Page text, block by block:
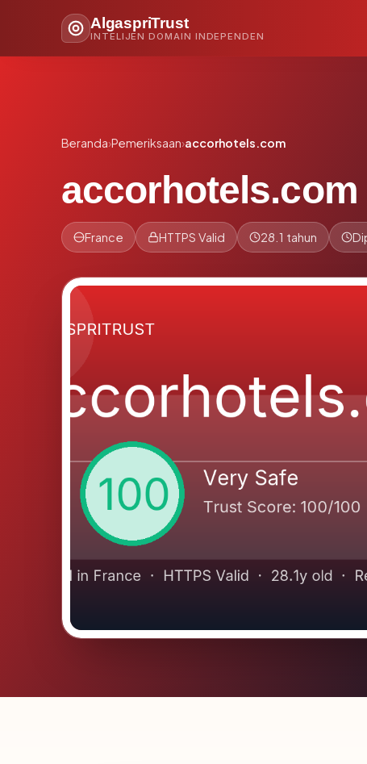
AlgaspriTrust
INTELIJEN DOMAIN INDEPENDEN
Beranda›Pemeriksaan›accorhotels.com
accorhotels.com
France HTTPS Valid 28.1 tahun